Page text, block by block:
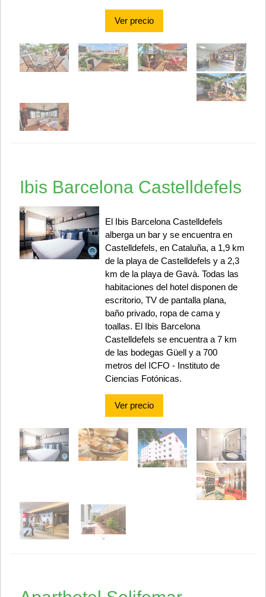
Ver precio
Ibis Barcelona Castelldefels
El Ibis Barcelona Castelldefels
alberga un bar y se encuentra en
Castelldefels, en Cataluña, a 1,9 km
de la playa de Castelldefels y a 2,3
km de la playa de Gavà. Todas las
habitaciones del hotel disponen de
escritorio, TV de pantalla plana,
baño privado, ropa de cama y
toallas. El Ibis Barcelona
Castelldefels se encuentra a 7 km
de las bodegas Güell y a 700
metros del ICFO - Instituto de
Ciencias Fotónicas.
Ver precio